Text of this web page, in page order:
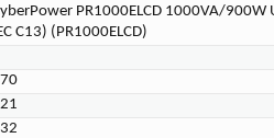
PR1000ELCD 1000VA/900W
С13) (PR1000ELCD)